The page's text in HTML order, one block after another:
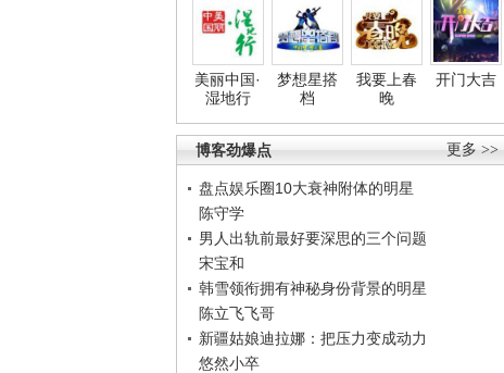
美丽中国·
湿地行
梦想星搭
档
我要上春
晚
开门大吉
更多 >>
博客劲爆点
盘点娱乐圈10大衰神附体的明星
陈守学
男人出轨前最好要深思的三个问题
宋宝和
韩雪领衔拥有神秘身份背景的明星
陈立飞飞哥
新疆姑娘迪拉娜：把压力变成动力
悠然小卒